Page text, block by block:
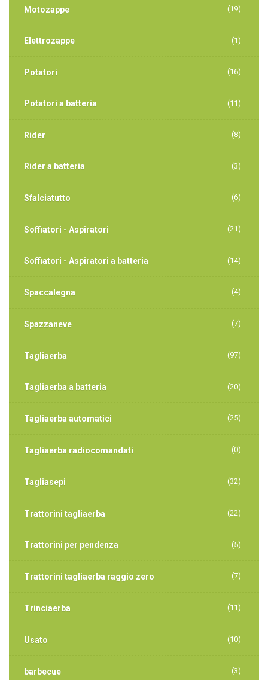
Motozappe (19)
Elettrozappe (1)
Potatori (16)
Potatori a batteria (11)
Rider (8)
Rider a batteria (3)
Sfalciatutto (6)
Soffiatori - Aspiratori (21)
Soffiatori - Aspiratori a batteria (14)
Spaccalegna (4)
Spazzaneve (7)
Tagliaerba (97)
Tagliaerba a batteria (20)
Tagliaerba automatici (25)
Tagliaerba radiocomandati (0)
Tagliasepi (32)
Trattorini tagliaerba (22)
Trattorini per pendenza (5)
Trattorini tagliaerba raggio zero (7)
Trinciaerba (11)
Usato (10)
barbecue (3)